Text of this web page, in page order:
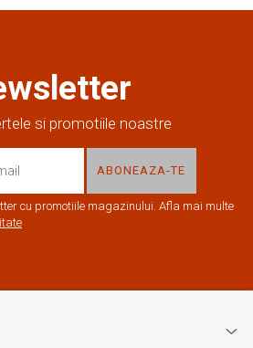
si promotiile noastre
cu promotiile magazinului. Afla mai multe